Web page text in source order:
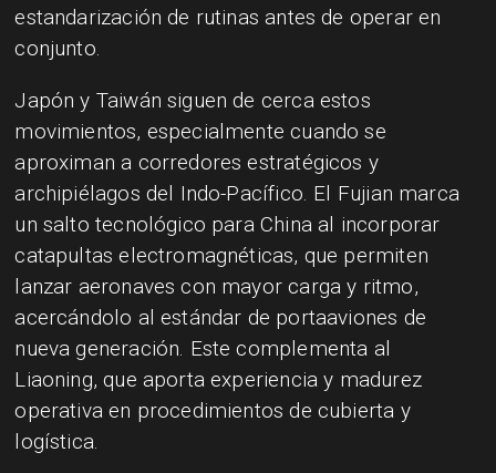
estandarización de rutinas antes de operar en
conjunto.
Japón y Taiwán siguen de cerca estos
movimientos, especialmente cuando se
aproximan a corredores estratégicos y
archipiélagos del Indo-Pacífico. El Fujian marca
un salto tecnológico para China al incorporar
catapultas electromagnéticas, que permiten
lanzar aeronaves con mayor carga y ritmo,
acercándolo al estándar de portaaviones de
nueva generación. Este complementa al
Liaoning, que aporta experiencia y madurez
operativa en procedimientos de cubierta y
logística.